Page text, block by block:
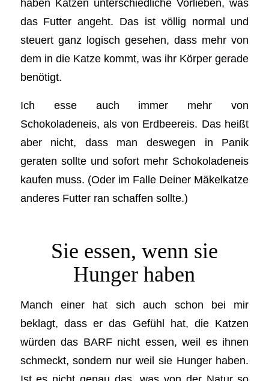
haben Katzen unterschiedliche Vorlieben, was
das Futter angeht. Das ist völlig normal und
steuert ganz logisch gesehen, dass mehr von
dem in die Katze kommt, was ihr Körper gerade
benötigt.
Ich esse auch immer mehr von
Schokoladeneis, als von Erdbeereis. Das heißt
aber nicht, dass man deswegen in Panik
geraten sollte und sofort mehr Schokoladeneis
kaufen muss. (Oder im Falle Deiner Mäkelkatze
anderes Futter ran schaffen sollte.)
Sie essen, wenn sie
Hunger haben
Manch einer hat sich auch schon bei mir
beklagt, dass er das Gefühl hat, die Katzen
würden das BARF nicht essen, weil es ihnen
schmeckt, sondern nur weil sie Hunger haben.